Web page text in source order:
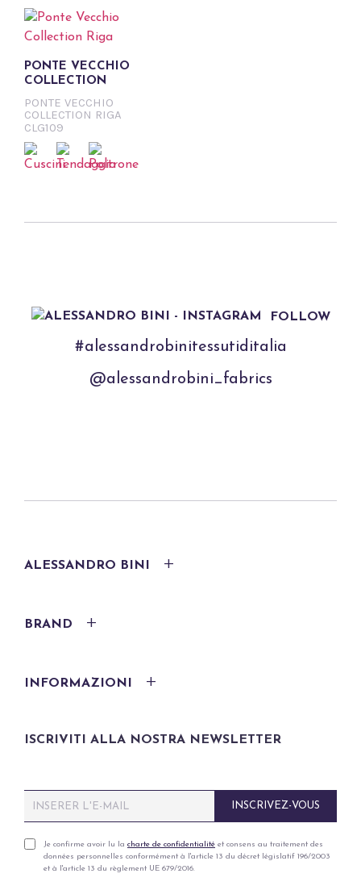
PONTE VECCHIO
COLLECTION
PONTE VECCHIO
COLLECTION RIGA
CLG109
FOLLOW
#alessandrobinitessutiditalia
@alessandrobini_fabrics
ALESSANDRO BINI
BRAND
INFORMAZIONI
ISCRIVITI ALLA NOSTRA NEWSLETTER
m
iP
Je confirme avoir lu la charte de confidentialité et consens au traitement des
données personnelles conformément à l'article 13 du décret législatif 196/2003
et à l'article 13 du règlement UE 679/2016.
INSCRIVEZ-VOUS